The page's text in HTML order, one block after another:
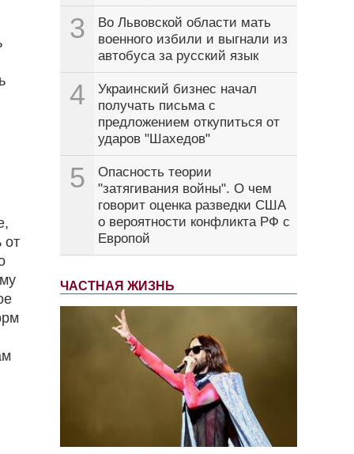
3
Во Львовской области мать
военного избили и выгнали из
автобуса за русский язык
4
Украинский бизнес начал
получать письма с
предложением откупиться от
ударов "Шахедов"
5
Опасность теории
"затягивания войны". О чем
говорит оценка разведки США
о вероятности конфликта РФ с
Европой
ЧАСТНАЯ ЖИЗНЬ
от